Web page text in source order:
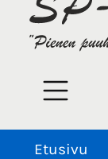
Etusivu